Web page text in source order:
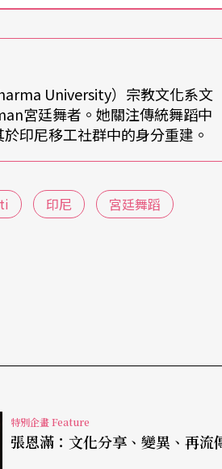
否定的答案，但要不是因為有「
人所認識。過去，不少機構都
尼國慶文化藝術節」，還有台大
她儼然成了印尼的文化大使。但
其他人更加了解宮廷舞——不只在
責多元文化表演藝術必修課，學
他們從未接觸過印尼傳統文化，
舞步的旋律。還好學校邀請到另
流藝術語彙，而缺乏自己的聲音
政策之前，就已經有許多印尼移
至受到印尼種族衝突影響，而在
下一代印尼的文化。而最讓她印
University）宗教文化系文
宮廷舞者。她關注傳統舞蹈中
印尼移工社群中的身分重建。
印尼
宮廷舞蹈
特別企畫 Feature
張恩滿：文化分享、變異、再流